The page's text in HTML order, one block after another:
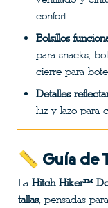
confort.
Bolsillos
para snacks,
cierre para
Detalles
luz y lazo para
📏 Guía de
La Hitch Hiker™
tallas, pensadas